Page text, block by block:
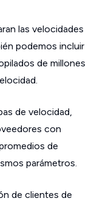
las velocidades
podemos incluir
de millones
de velocidad,
con
de
parámetros.
de clientes de